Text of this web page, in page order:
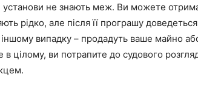
установи не знають меж. Ви можете
рідко, але після її програшу
випадку – продадуть ваше майно
в цілому, ви потрапите до судового